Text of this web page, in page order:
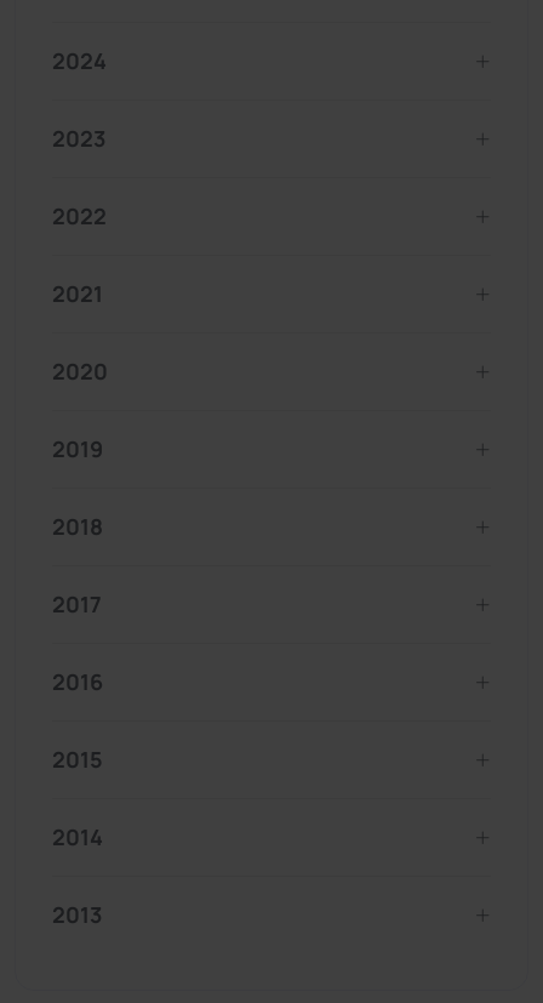
2024
2023
2022
2021
2020
2019
2018
2017
2016
2015
2014
2013